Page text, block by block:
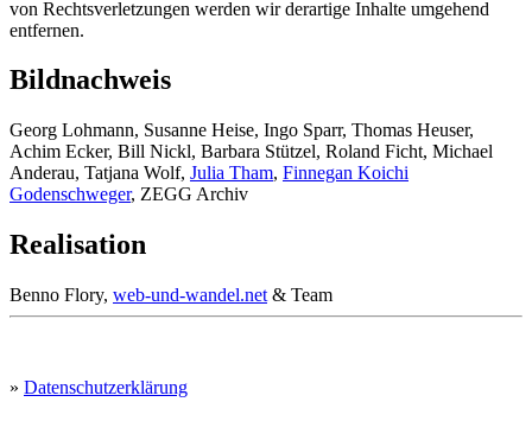
von Rechtsverletzungen werden wir derartige Inhalte umgehend
entfernen.
Bildnachweis
Georg Lohmann, Susanne Heise, Ingo Sparr, Thomas Heuser,
Achim Ecker, Bill Nickl, Barbara Stützel, Roland Ficht, Michael
Anderau, Tatjana Wolf, Julia Tham, Finnegan Koichi
Godenschweger, ZEGG Archiv
Realisation
Benno Flory, web-und-wandel.net & Team
» Datenschutzerklärung